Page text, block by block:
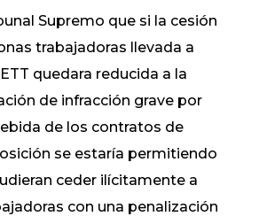
Supremo que si la cesión
trabajadoras llevada a
quedara reducida a la
de infracción grave por
de los contratos de
se estaría permitiendo
ceder ilícitamente a
con una penalización